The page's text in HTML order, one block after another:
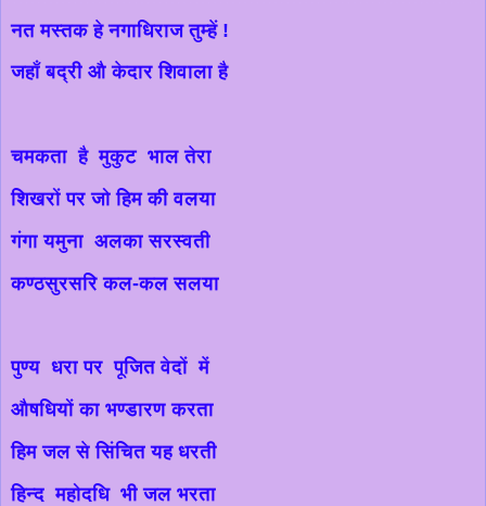
नत मस्तक हे नगाधिराज तुम्हें !
जहाँ बद्री औ केदार शिवाला है
चमकता है मुकुट भाल तेरा
शिखरों पर जो हिम की वलया
गंगा यमुना अलका सरस्वती
कण्ठसुरसरि कल-कल सलया
पुण्य धरा पर पूजित वेदों में
औषधियों का भण्डारण करता
हिम जल से सिंचित यह धरती
हिन्द महोदधि भी जल भरता